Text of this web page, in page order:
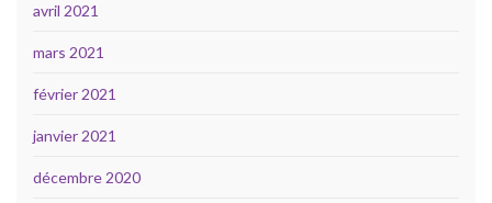
avril 2021
mars 2021
février 2021
janvier 2021
décembre 2020